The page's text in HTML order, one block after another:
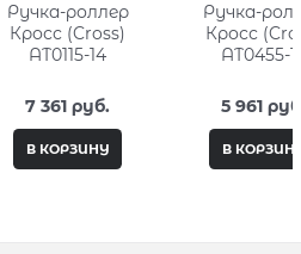
Ручка-роллер
Кросс (Cross)
AT0115-14
7 361 руб.
В КОРЗИНУ
Ручка-
Кросс
AT0455-
5 961
В